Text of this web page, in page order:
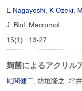
E Nagayoshi K Ozeki
J. Biol. Macromol.
15(1) : 13-27
麹菌によるアクリル
尾関健二 , 坊垣隆之, 坪